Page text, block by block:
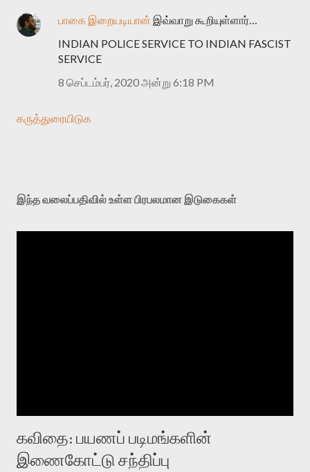
பாகை இறையடியான் இவ்வாறு கூறியுள்ளார்…
INDIAN POLICE SERVICE TO INDIAN FASCIST
SERVICE
8 செப்டம்பர், 2020 அன்று 6:18 PM
கருத்துரையிடுக
இந்த வலைப்பதிவில் உள்ள பிரபலமான இடுகைகள்
கவிதை: பயணப் படிமங்களின்
இணைகோட்டு சந்திப்பு